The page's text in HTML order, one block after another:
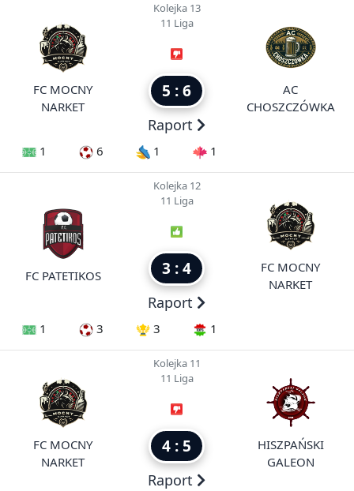
FC MOCNY
NARKET
Kolejka 13
11 Liga
5 : 6
Raport
AC
CHOSZCZÓWKA
1 6 1 1
FC PATETIKOS
Kolejka 12
11 Liga
3 : 4
Raport
FC MOCNY
NARKET
1 3 3 1
FC MOCNY
NARKET
Kolejka 11
11 Liga
4 : 5
Raport
HISZPAŃSKI
GALEON